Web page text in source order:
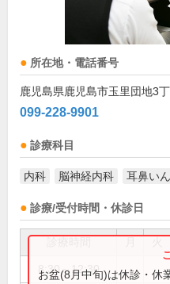
所在地・電話番号
鹿児島県鹿児島市玉里団地3
099-228-9901
診療科目
内科 脳神経内科 耳鼻い
診療/受付時間・休診日
8:30～12:30
お盆(8月中旬)は休診・休